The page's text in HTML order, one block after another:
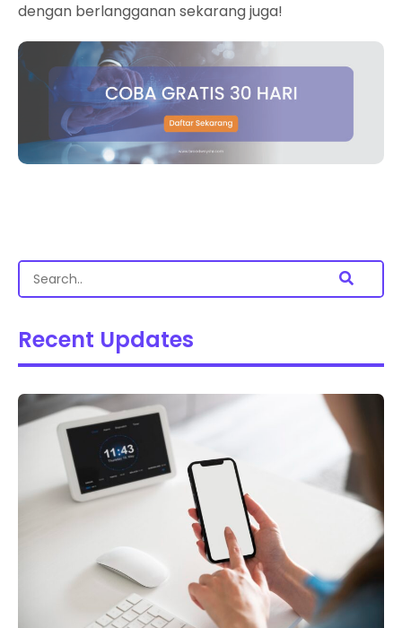
dengan berlangganan sekarang juga!
Recent Updates